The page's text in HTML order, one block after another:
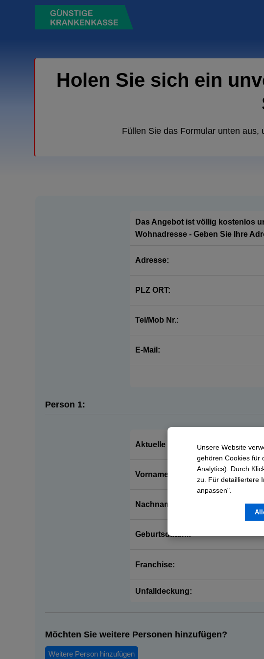
Holen Sie sich ein
Füllen Sie das Formular unten aus,
Das Angebot ist völlig kostenlos
Wohnadresse - Geben Sie Ihre
Adresse:
PLZ ORT:
Tel/Mob Nr.:
E-Mail:
Person 1:
Aktuelle Krankenkasse
Vorname:
Nachname:
Geburtsdatum:
Franchise:
Unfalldeckung:
Möchten Sie weitere Personen hinzufügen?
Weitere Person hinzufügen
Unsere Website
gehören Cookies für
Analytics). Durch
zu. Für detailliertere
anpassen".